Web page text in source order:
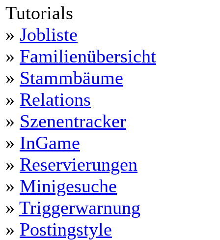
Tutorials
» Jobliste
» Familienübersicht
» Stammbäume
» Relations
» Szenentracker
» InGame
» Reservierungen
» Minigesuche
» Triggerwarnung
» Postingstyle